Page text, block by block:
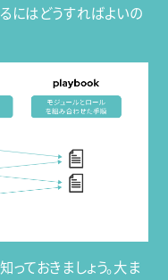
にはどうすればよいの
ておきましょう。大ま